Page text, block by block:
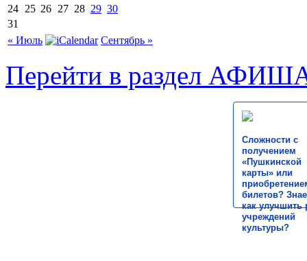
24 25 26 27 28 29 30
31
« Июль
Сентябрь »
Перейти в раздел
Сложности с
получением
«Пушкинской
карты» или
билетов?
как улучшить
учреждений
культуры?